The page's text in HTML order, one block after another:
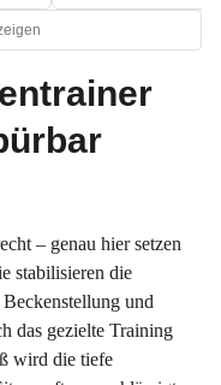
– genau hier setzen
stabilisieren die
und
das gezielte Training
wird die tiefe